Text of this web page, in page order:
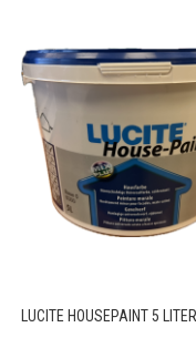
LUCITE HOUSEPAINT 5